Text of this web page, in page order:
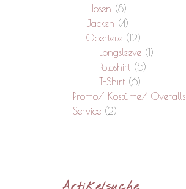
Hosen (8)
Jacken (4)
Oberteile (12)
Longsleeve (1)
Poloshirt (5)
T-Shirt (6)
Promo/ Kostüme/ Overalls
Service (2)